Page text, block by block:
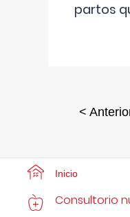
partos
<
Inicio
Consultorio